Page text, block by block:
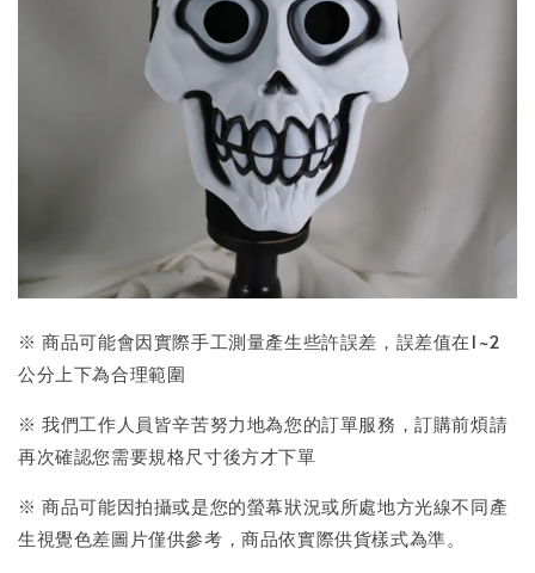
※ 商品可能會因實際手工測量產生些許誤差，誤差值在1~2
公分上下為合理範圍
※ 我們工作人員皆辛苦努力地為您的訂單服務，訂購前煩請
再次確認您需要規格尺寸後方才下單
※ 商品可能因拍攝或是您的螢幕狀況或所處地方光線不同產
生視覺色差圖片僅供參考，商品依實際供貨樣式為準。